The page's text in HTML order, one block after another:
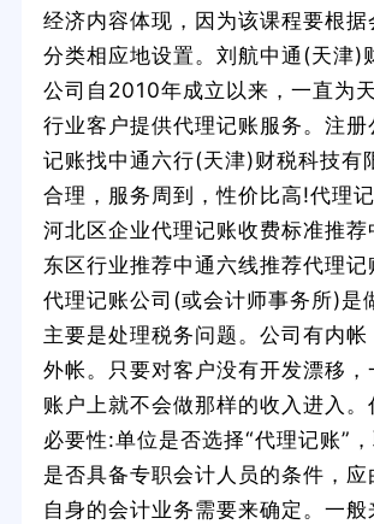
经济内容体现，因为该课程要根据
分类相应地设置。刘航中通(天津)
公司自2010年成立以来，一直为
行业客户提供代理记账服务。注册
记账找中通六行(天津)财税科技有
合理，服务周到，性价比高!代理
河北区企业代理记账收费标准推荐
东区行业推荐中通六线推荐代理
代理记账公司(或会计师事务所)是
主要是处理税务问题。公司有内帐
外帐。只要对客户没有开发漂移，
账户上就不会做那样的收入进入。
必要性:单位是否选择“代理记账”
是否具备专职会计人员的条件，应
自身的会计业务需要来确定。一般